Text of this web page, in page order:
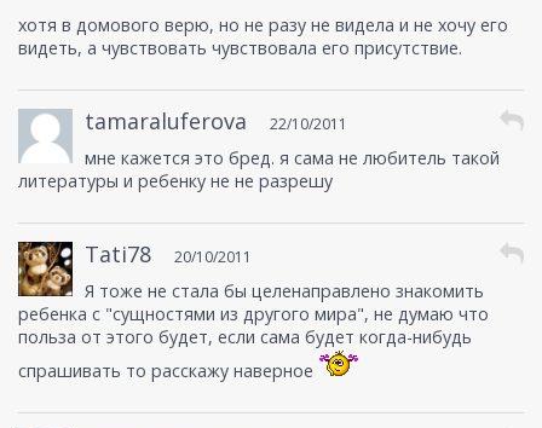
хотя в домового верю, но не разу не видела и не хочу его
видеть, а чувствовать чувствовала его присутствие.
tamaraluferova 22/10/2011
мне кажется это бред. я сама не любитель такой
литературы и ребенку не не разрешу
Tati78 20/10/2011
Я тоже не стала бы целенаправлено знакомить
ребенка с "сущностями из другого мира", не думаю что
польза от этого будет, если сама будет когда-нибудь
спрашивать то расскажу наверное